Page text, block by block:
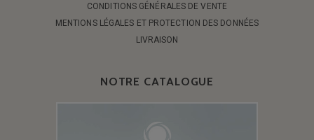
CONDITIONS GÉNÉRALES DE VENTE
MENTIONS LÉGALES ET PROTECTION DES DONNÉES
LIVRAISON
NOTRE CATALOGUE